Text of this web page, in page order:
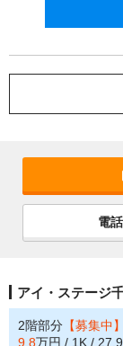
電
アイ・ステージ
2階部分 【募集中】
9.8万円 / 1K /